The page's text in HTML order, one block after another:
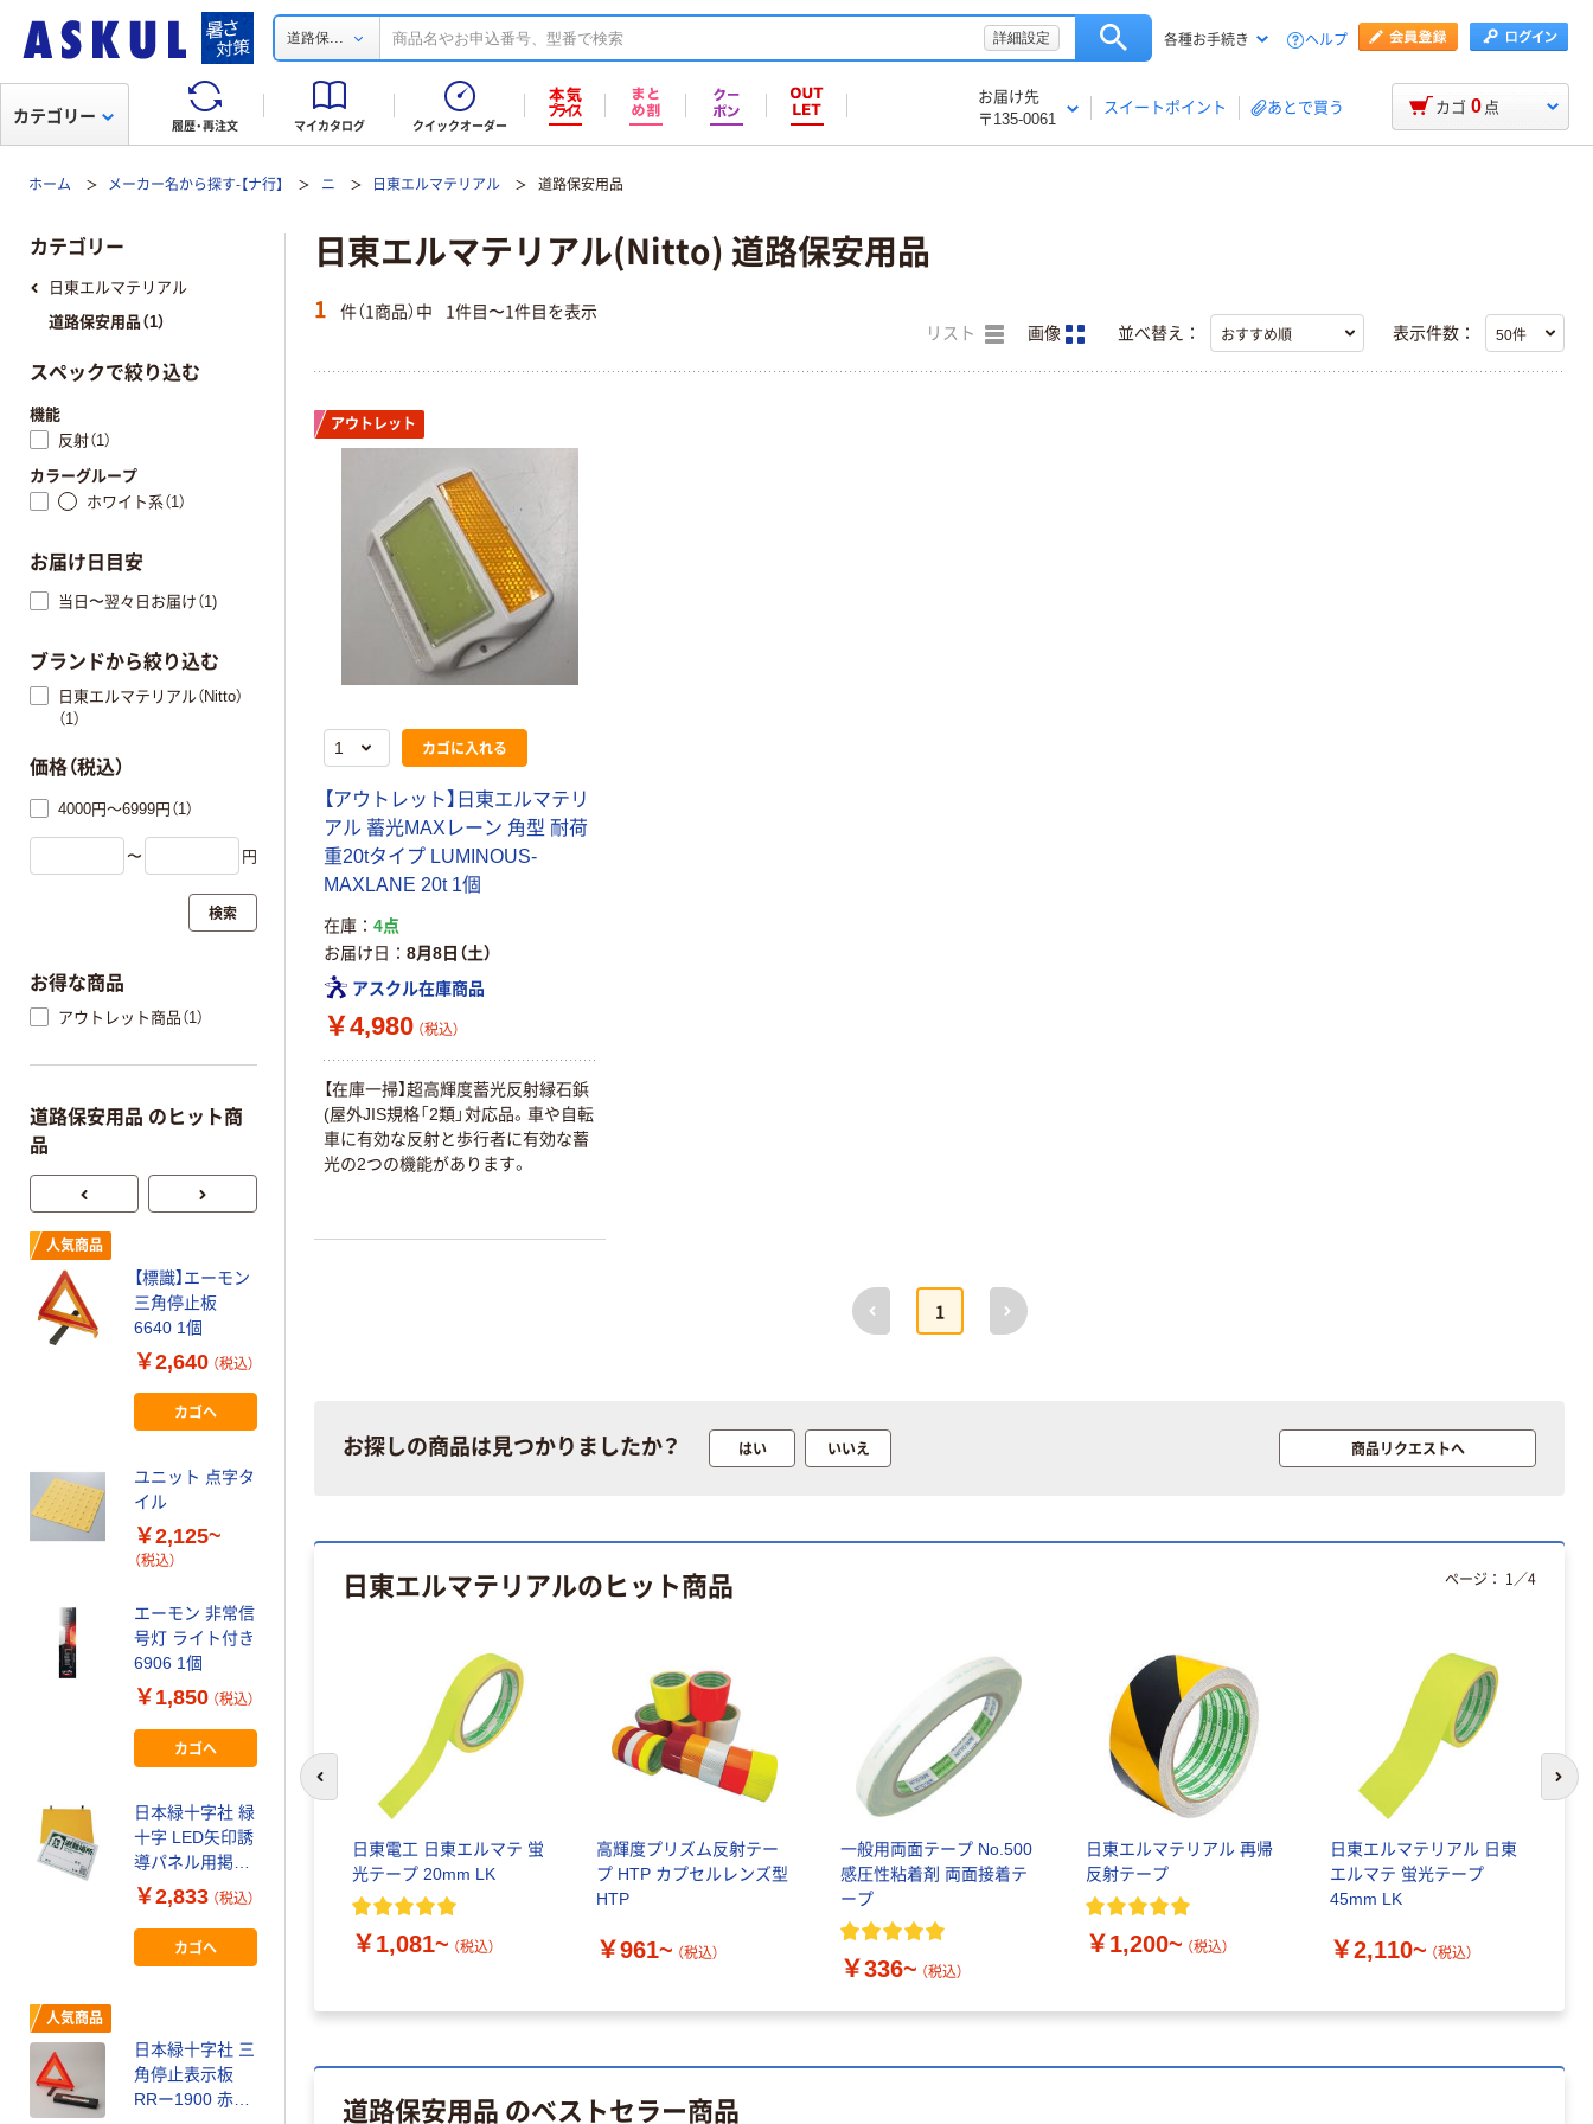
道路保... 詳細設定 各種お手続き ヘルプ
履歴・再注文 マイカタログ クイックオーダー
お届け先
〒135-0061
スイートポイント あとで買う
カテゴリー カゴ 0 点
ホーム メーカー名から探す-【ナ行】 ニ 日東エルマテリアル 道路保安用品
日東エルマテリアル(Nitto) 道路保安用品
1 件（1商品）中 1件目〜1件目を表示
リスト 画像 並べ替え： 表示件数：
アウトレット
カゴに入れる
【アウトレット】日東エルマテリ
アル 蓄光MAXレーン 角型 耐荷
重20tタイプ LUMINOUS-
MAXLANE 20t 1個
在庫
4点
お届け日
8月8日（土）
アスクル在庫商品
￥4,980 （税込）
【在庫一掃】超高輝度蓄光反射縁石鋲
(屋外JIS規格「2類」対応品。車や自転
車に有効な反射と歩行者に有効な蓄
光の2つの機能があります。
前へ
1
次へ
お探しの商品は見つかりましたか？ はい いいえ 商品リクエストへ
日東エルマテリアルのヒット商品
日東電工 日東エルマテ 蛍
光テープ 20mm LK
￥1,081~ （税込）
高輝度プリズム反射テー
プ HTP カプセルレンズ型
HTP
￥961~ （税込）
一般用両面テープ No.500
感圧性粘着剤 両面接着テ
ープ
￥336~ （税込）
日東エルマテリアル 再帰
反射テープ
￥1,200~ （税込）
日東エルマテリアル 日東
エルマテ 蛍光テープ
45mm LK
￥2,110~ （税込）
ページ： 1 ／4
前のスライドへ 次
道路保安用品 のベストセラー商品
カテゴリー
日東エルマテリアル
道路保安用品（1）
スペックで絞り込む
機能
反射（1）
カラーグループ
ホワイト系（1）
お届け日目安
当日〜翌々日お届け（1)
ブランドから絞り込む
日東エルマテリアル（Nitto）
（1）
価格（税込）
4000円～6999円（1）
〜 円
検索
お得な商品
アウトレット商品（1）
道路保安用品 のヒット商
品
人気商品
【標識】エーモン
三角停止板
6640 1個
￥2,640 （税込）
カゴへ
ユニット 点字タ
イル
￥2,125~
（税込）
エーモン 非常信
号灯 ライト付き
6906 1個
￥1,850 （税込）
カゴへ
日本緑十字社 緑
十字 LED矢印誘
導パネル用掲示
板(スリーブ)
300×380mm マ
グネット脱着式
131021 1枚
￥2,833 （税込）
カゴへ
人気商品
日本緑十字社 三
角停止表示板
RRー1900 赤
新富士バーナー
マー Pー48N 1L
エスコ 単3x4
EA983FR-32 1
個（直送品）
￥29,663
カゴへ
横浜ゼームス商
会 点字パネル
￥5,420~
（税込）
セーフラン安全
（税込）
ん 歩行者横断点
目機
￥1,023,318
人気商品
カッ太」 JDH-
R48（直送品）
￥14,768
（税込）
カゴへ
セーフラン安全
用品 セーフラン
セット
（税込）
屋内用点字ブロ
れ」 SSMH-305
￥5,172~
￥2,009~
（税込）
点字パネル
￥2,200~
（税込）
セーフラン安全
用品 5Sフロア
（足型）
￥1,109~
（税込）
アトムサポート
アトムペイント
￥1,486~
￥2,125~
6906 1個
￥1,850 （税込）
カゴへ
日本緑十字社 緑
十字 LED矢印誘
導パネル用掲示
板(スリーブ)
300×380mm マ
グネット脱着式
品）
￥2,833
カゴへ
人気商品
角停止表示板